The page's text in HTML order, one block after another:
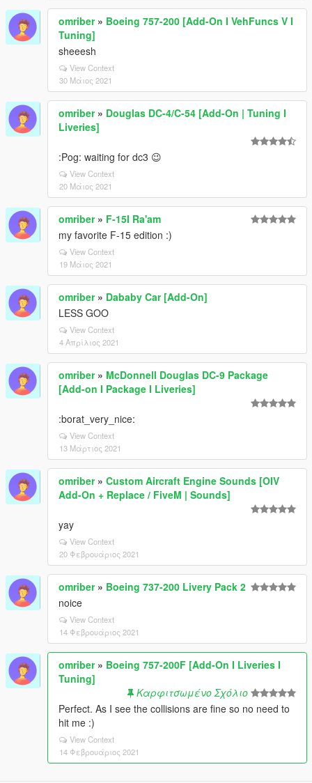
omriber» Boeing 757-200 [Add-On I VehFuncs V I
Tuning]
sheeesh
View Context
30 Μάιος 2021
omriber» Douglas DC-4/C-54 [Add-On | Tuning I
Liveries]
:Pog: waiting for dc3 😉
View Context
20 Μάιος 2021
omriber» F-15I Ra'am
my favorite F-15 edition :)
View Context
19 Μάιος 2021
omriber» Dababy Car [Add-On]
LESS GOO
View Context
4 Απρίλιος 2021
omriber» McDonnell Douglas DC-9 Package
[Add-on I Package I Liveries]
:borat_very_nice:
View Context
13 Μάρτιος 2021
omriber» Custom Aircraft Engine Sounds [OIV
Add-On + Replace / FiveM | Sounds]
yay
View Context
20 Φεβρουάριος 2021
omriber» Boeing 737-200 Livery Pack 2
noice
View Context
14 Φεβρουάριος 2021
omriber» Boeing 757-200F [Add-On I Liveries I
Tuning]
Καρφιτσωμένο Σχόλιο
Perfect. As I see the collisions are fine so no need to
hit me :)
View Context
14 Φεβρουάριος 2021